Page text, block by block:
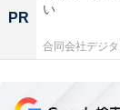
PR
い
合同会社デジ